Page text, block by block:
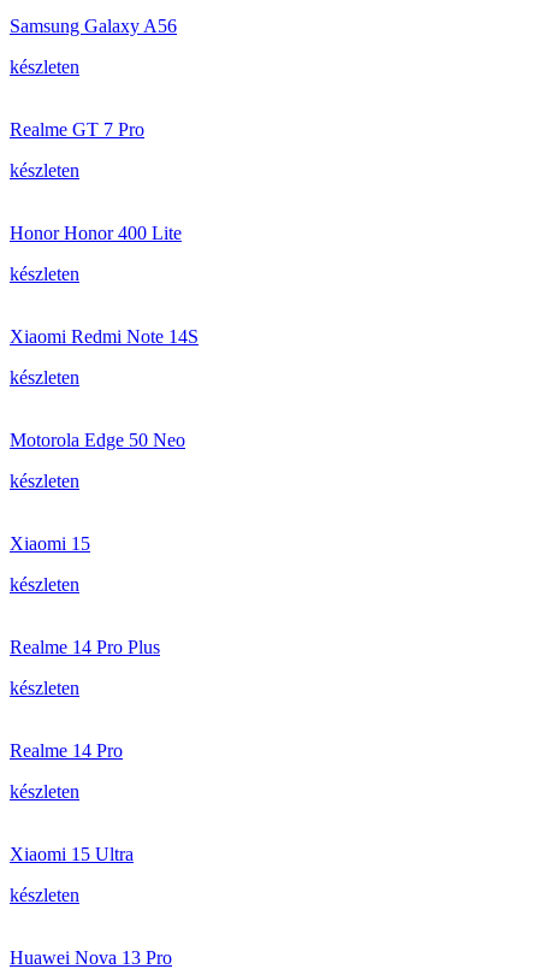
Samsung Galaxy A56
készleten
Realme GT 7 Pro
készleten
Honor Honor 400 Lite
készleten
Xiaomi Redmi Note 14S
készleten
Motorola Edge 50 Neo
készleten
Xiaomi 15
készleten
Realme 14 Pro Plus
készleten
Realme 14 Pro
készleten
Xiaomi 15 Ultra
készleten
Huawei Nova 13 Pro